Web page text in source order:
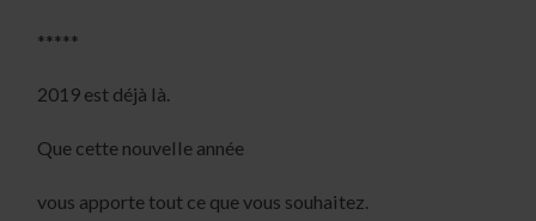
*****
2019 est déjà là.
Que cette nouvelle année
vous apporte tout ce que vous souhaitez.